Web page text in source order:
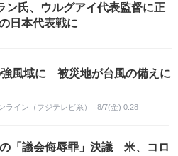
ン氏、ウルグアイ代表監督に正
日本代表戦に
風域に 被災地が台風の備えに
ライン（フジテレビ系） 8/7(金) 0:28
「議会侮辱罪」決議 米、コロ